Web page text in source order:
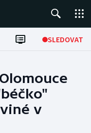
SLEDOVAT
v